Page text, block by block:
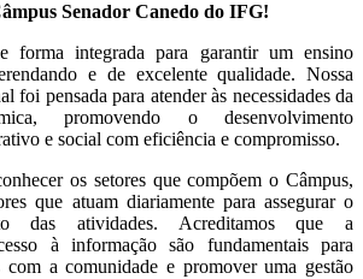
Senador Canedo do IFG!
forma integrada para garantir um ensino
e de excelente qualidade. Nossa
foi pensada para atender às necessidades da
promovendo o desenvolvimento
e social com eficiência e compromisso.
os setores que compõem o Câmpus,
que atuam diariamente para assegurar o
das atividades. Acreditamos que a
à informação são fundamentais para
a comunidade e promover uma gestão